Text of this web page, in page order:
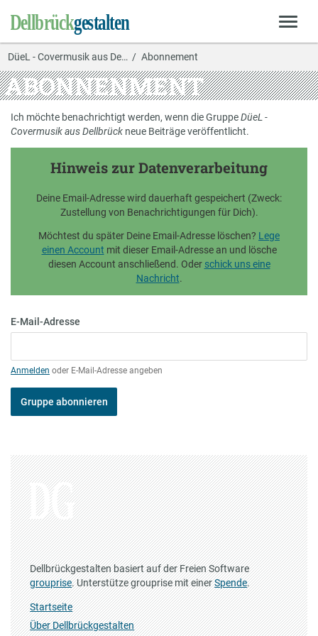
DüeL - Covermusik aus De… Abonnement
ABONNENMENT
Ich möchte benachrichtigt werden, wenn die GruppeDüeL -
Covermusik aus Dellbrück neue Beiträge veröffentlicht.
Hinweis zur Datenverarbeitung
Deine Email-Adresse wird dauerhaft gespeichert (Zweck:
Zustellung von Benachrichtigungen für Dich).
Möchtest du später Deine Email-Adresse löschen? Lege
einen Account mit dieser Email-Adresse an und lösche
diesen Account anschließend. Oder schick uns eine
Nachricht.
E-Mail-Adresse
Anmelden oder E-Mail-Adresse angeben
Gruppe abonnieren
Dellbrückgestalten basiert auf der Freien Software
grouprise. Unterstütze grouprise mit einerSpende.
Startseite
Über Dellbrückgestalten